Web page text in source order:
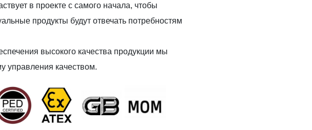
в проекте с самого начала, чтобы
продукты будут отвечать потребностям
высокого качества продукции мы
управления качеством.